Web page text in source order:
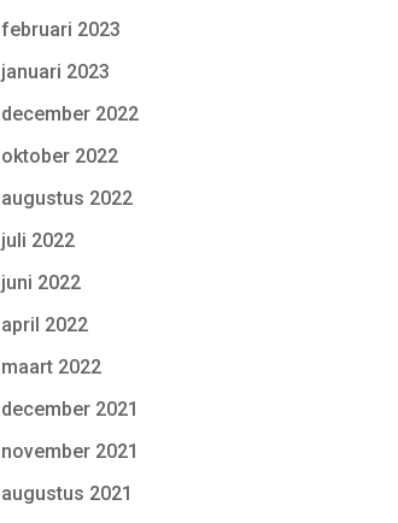
februari 2023
januari 2023
december 2022
oktober 2022
augustus 2022
juli 2022
juni 2022
april 2022
maart 2022
december 2021
november 2021
augustus 2021